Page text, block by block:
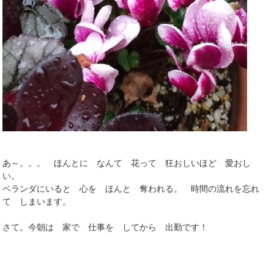
あ～。。。 ほんとに なんて 花って 狂おしいほど 愛おし
い。
ベランダにいると 心を ほんと 奪われる。 時間の流れを忘れ
て しまいます。
さて。今朝は 家で 仕事を してから 出勤です！